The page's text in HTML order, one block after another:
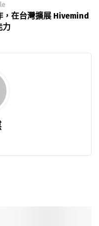
在台灣擴展 Hivemind
力